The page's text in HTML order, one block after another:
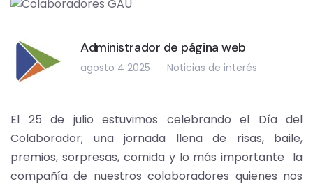
Administrador de página web
agosto 4 2025 Noticias de interés
El 25 de julio estuvimos celebrando el Día del
Colaborador; una jornada llena de risas, baile,
premios, sorpresas, comida y lo más importante la
compañía de nuestros colaboradores quienes nos